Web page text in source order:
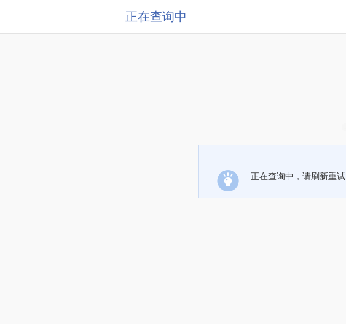
正在查询中
正在查询中，请刷新重试